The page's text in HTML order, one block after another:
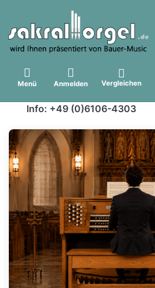
Menü Anmelden Vergleichen
Info: +49 (0)6106-4303